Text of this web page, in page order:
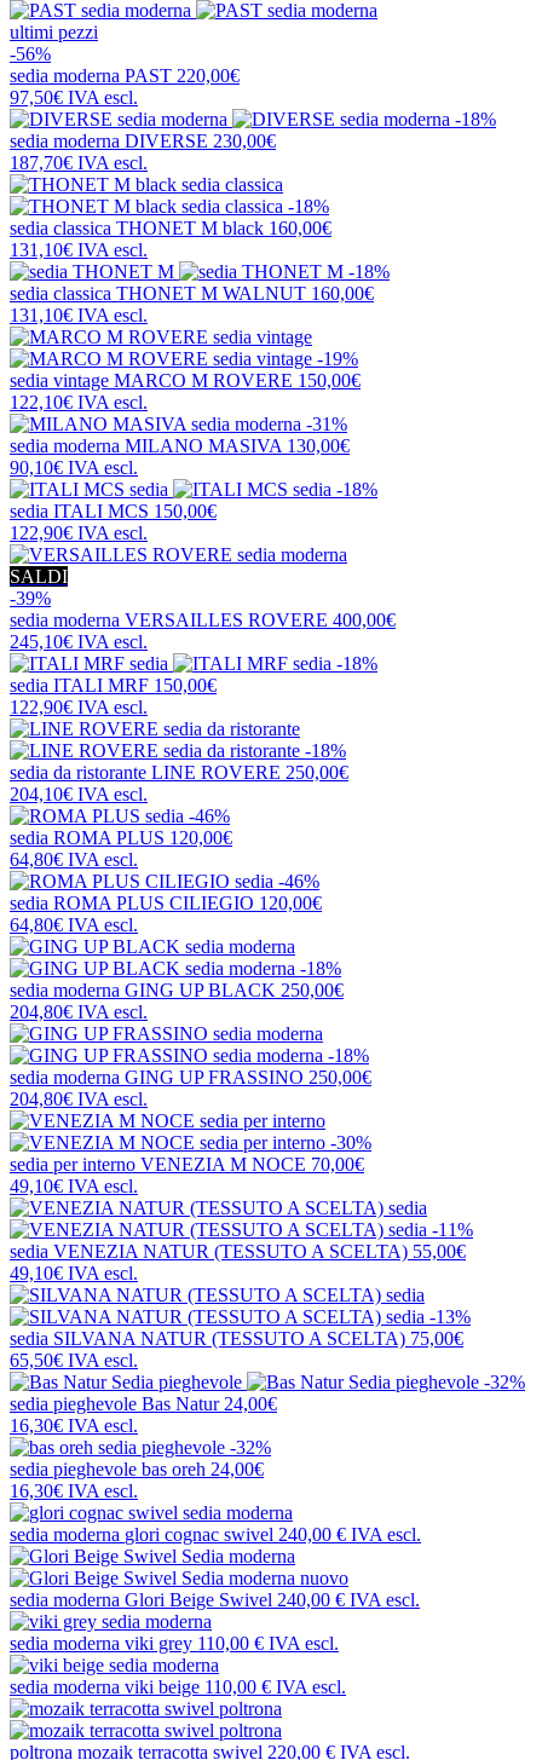
ultimi pezzi
-56%
sedia moderna PAST 220,00€
97,50€ IVA escl.
-18%
sedia moderna DIVERSE 230,00€
187,70€ IVA escl.
-18%
sedia classica THONET M black 160,00€
131,10€ IVA escl.
-18%
sedia classica THONET M WALNUT 160,00€
131,10€ IVA escl.
-19%
sedia vintage MARCO M ROVERE 150,00€
122,10€ IVA escl.
-31%
sedia moderna MILANO MASIVA 130,00€
90,10€ IVA escl.
-18%
sedia ITALI MCS 150,00€
122,90€ IVA escl.
SALDI
-39%
sedia moderna VERSAILLES ROVERE 400,00€
245,10€ IVA escl.
-18%
sedia ITALI MRF 150,00€
122,90€ IVA escl.
-18%
sedia da ristorante LINE ROVERE 250,00€
204,10€ IVA escl.
-46%
sedia ROMA PLUS 120,00€
64,80€ IVA escl.
-46%
sedia ROMA PLUS CILIEGIO 120,00€
64,80€ IVA escl.
-18%
sedia moderna GING UP BLACK 250,00€
204,80€ IVA escl.
-18%
sedia moderna GING UP FRASSINO 250,00€
204,80€ IVA escl.
-30%
sedia per interno VENEZIA M NOCE 70,00€
49,10€ IVA escl.
-11%
sedia VENEZIA NATUR (TESSUTO A SCELTA) 55,00€
49,10€ IVA escl.
-13%
sedia SILVANA NATUR (TESSUTO A SCELTA) 75,00€
65,50€ IVA escl.
-32%
sedia pieghevole Bas Natur 24,00€
16,30€ IVA escl.
-32%
sedia pieghevole bas oreh 24,00€
16,30€ IVA escl.
sedia moderna glori cognac swivel 240,00 € IVA escl.
nuovo
sedia moderna Glori Beige Swivel 240,00 € IVA escl.
sedia moderna viki grey 110,00 € IVA escl.
sedia moderna viki beige 110,00 € IVA escl.
poltrona mozaik terracotta swivel 220,00 € IVA escl.